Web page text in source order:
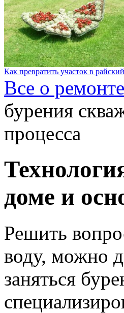
Как превратить участок в
Все о ремонте
бурения
процесса
доме и
Решить
воду, можно
заняться